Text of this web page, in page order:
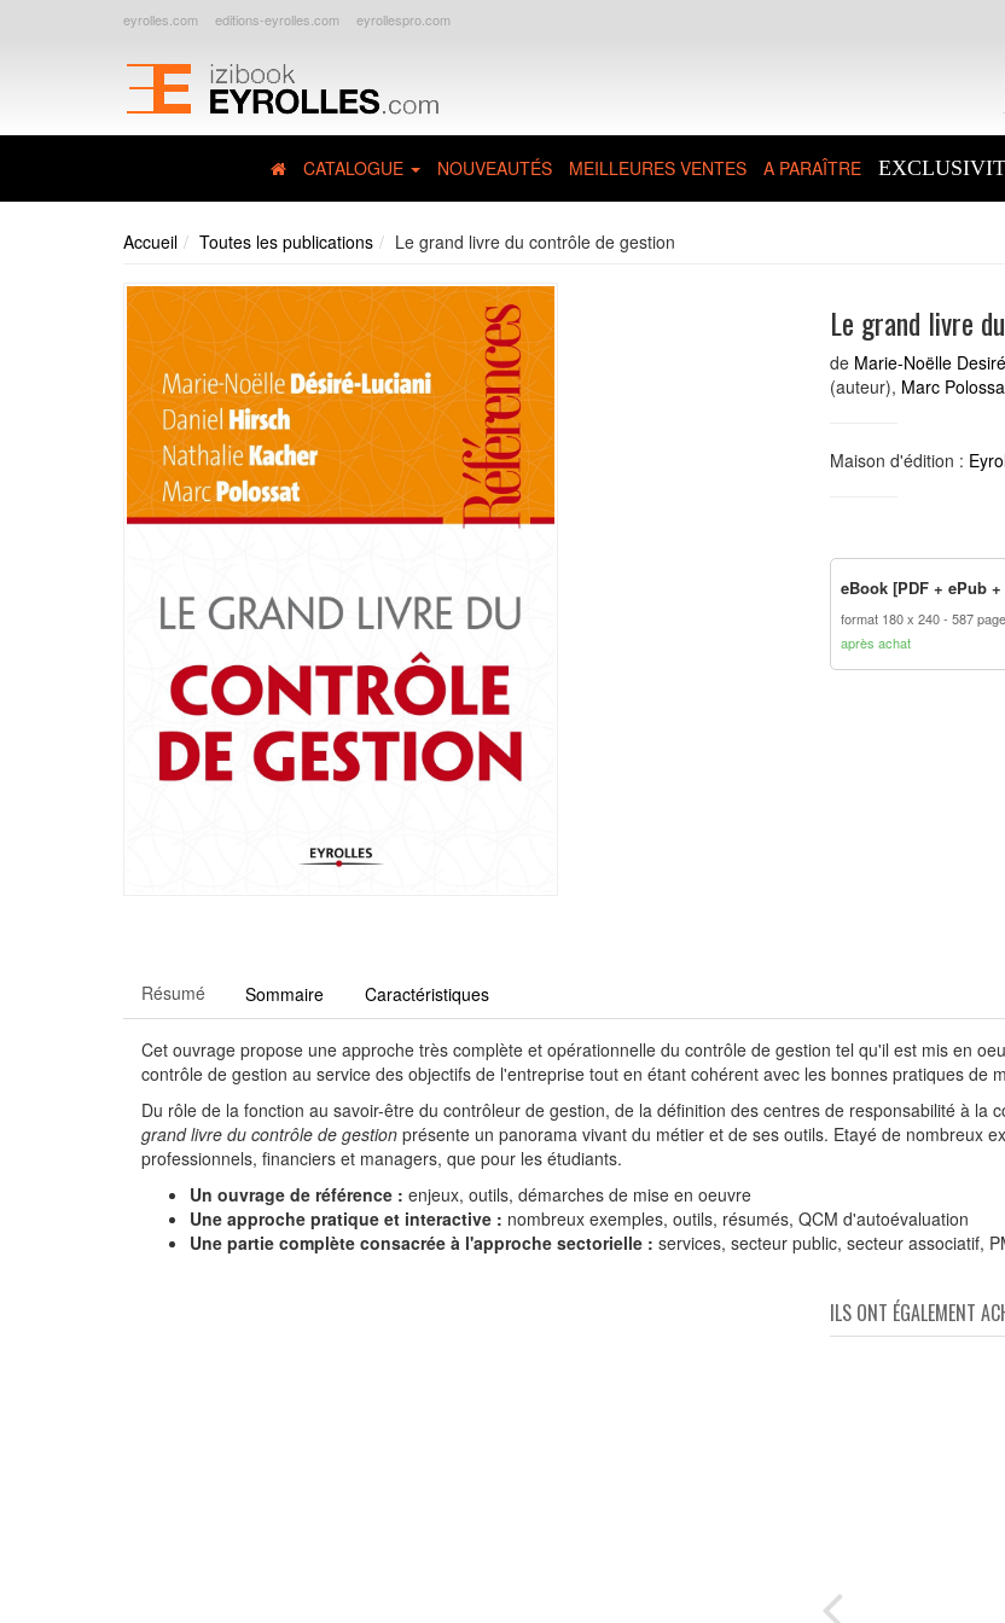
eyrolles.com editions-eyrolles.com eyrollespro.com
CATALOGUE NOUVEAUTÉS MEILLEURES VENTES A PARAÎTRE
Accueil Toutes les publications Le grand livre du contrôle de gestion
Le grand livre
de Marie-Noëlle
(auteur), Marc
Maison d'édition :
eBook [PDF + ePub
format 180 x 240 587
après achat
Résumé Sommaire Caractéristiques
Cet ouvrage propose une approche très complète et opérationnelle du contrôle de gestion tel qu'il est mis en
contrôle de gestion au service des objectifs de l'entreprise tout en étant cohérent avec les bonnes pratiques de
Du rôle de la fonction au savoir-être du contrôleur de gestion, de la définition des centres de responsabilité à la
grand livre du contrôle de gestion présente un panorama vivant du métier et de ses outils. Etayé de nombreux
professionnels, financiers et managers, que pour les étudiants.
Un ouvrage de référence : enjeux, outils, démarches de mise en oeuvre
Une approche pratique et interactive : nombreux exemples, outils, résumés, QCM d'autoévaluation
Une partie complète consacrée à l'approche sectorielle : services, secteur public, secteur associatif,
ILS ONT ÉGALEMENT